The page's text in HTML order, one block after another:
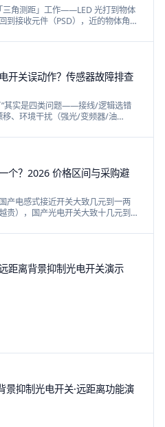
三角测距」工作——LED 光打到物体
到接收元件（PSD），近的物体角度
漫反射靠「反光强弱」（黑色易
学原理图。
开关误动作？传感器故障排查
”其实是四类问题——接线/逻辑选错
移、环境干扰（强光/变频器/油
时好时坏、误动作，每个症状一张
个？2026 价格区间与采购避
产电感式接近开关大致几元到一两
贵），国产光电开关大致十几元到
采购避坑清单。
距离背景抑制光电开关演示
景抑制光电开关·远距离功能演